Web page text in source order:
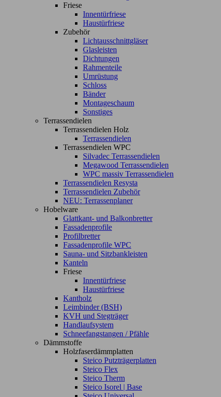
Friese
Innentürfriese
Haustürfriese
Zubehör
Lichtausschnittgläser
Glasleisten
Dichtungen
Rahmenteile
Umrüstung
Schloss
Bänder
Montageschaum
Sonstiges
Terrassendielen
Terrassendielen Holz
Terrassendielen
Terrassendielen WPC
Silvadec Terrassendielen
Megawood Terrassendielen
WPC massiv Terrassendielen
Terrassendielen Resysta
Terrassendielen Zubehör
NEU: Terrassenplaner
Hobelware
Glattkant- und Balkonbretter
Fassadenprofile
Profilbretter
Fassadenprofile WPC
Sauna- und Sitzbankleisten
Kanteln
Friese
Innentürfriese
Haustürfriese
Kantholz
Leimbinder (BSH)
KVH und Stegträger
Handlaufsystem
Schneefangstangen / Pfähle
Dämmstoffe
Holzfaserdämmplatten
Steico Putzträgerplatten
Steico Flex
Steico Therm
Steico Isorel | Base